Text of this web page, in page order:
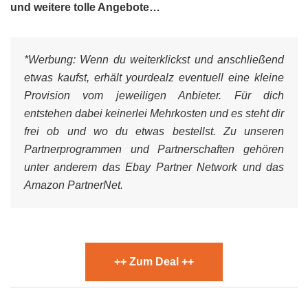
und weitere tolle Angebote…
*Werbung: Wenn du weiterklickst und anschließend
etwas kaufst, erhält yourdealz eventuell eine kleine
Provision vom jeweiligen Anbieter. Für dich
entstehen dabei keinerlei Mehrkosten und es steht dir
frei ob und wo du etwas bestellst. Zu unseren
Partnerprogrammen und Partnerschaften gehören
unter anderem das Ebay Partner Network und das
Amazon PartnerNet.
++ Zum Deal ++